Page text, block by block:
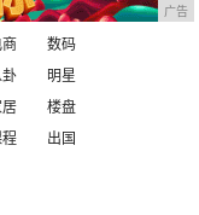
广告
数码
明星
居
楼盘
出国